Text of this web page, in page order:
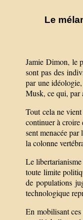
Le
Jamie Dimon, le
sont pas des
par une
Musk, ce qui, par
Tout cela ne
continuer à croire
sent menacée
la colonne
Le
toute limite
de populations
technologique
En mobilisant